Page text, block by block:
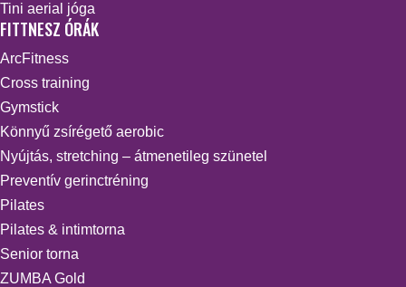
Tini aerial jóga
FITTNESZ ÓRÁK
ArcFitness
Cross training
Gymstick
Könnyű zsírégető aerobic
Nyújtás, stretching – átmenetileg szünetel
Preventív gerinctréning
Pilates
Pilates & intimtorna
Senior torna
ZUMBA Gold